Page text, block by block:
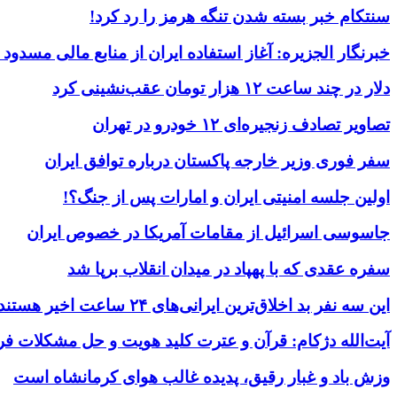
سنتکام خبر بسته شدن تنگه هرمز را رد کرد!
خبرنگار الجزیره: آغاز استفاده ایران از منابع مالی
دلار در چند ساعت ۱۲ هزار تومان عقب‌نشینی کرد
تصاویر تصادف زنجیره‌ای ۱۲ خودرو در تهران
سفر فوری وزیر خارجه پاکستان درباره توافق ایران
اولین جلسه امنیتی ایران و امارات پس از جنگ؟!
جاسوسی اسرائیل از مقامات آمریکا در خصوص ایران
سفره عقدی که با پهپاد در میدان انقلاب برپا شد
این سه نفر بد اخلاق‌ترین ایرانی‌های ۲۴ ساعت اخیر هستند
آیت‌الله دژکام: قرآن و عترت کلید هویت و حل مشکلات
وزش باد و غبار رقیق، پدیده غالب هوای کرمانشاه است